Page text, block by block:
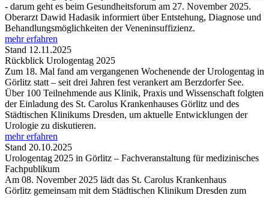
- darum geht es beim Gesundheitsforum am 27. November 2025.
Oberarzt Dawid Hadasik informiert über Entstehung, Diagnose und
Behandlungsmöglichkeiten der Veneninsuffizienz.
mehr erfahren
Stand 12.11.2025
Rückblick Urologentag 2025
Zum 18. Mal fand am vergangenen Wochenende der Urologentag in
Görlitz statt – seit drei Jahren fest verankert am Berzdorfer See.
Über 100 Teilnehmende aus Klinik, Praxis und Wissenschaft folgten
der Einladung des St. Carolus Krankenhauses Görlitz und des
Städtischen Klinikums Dresden, um aktuelle Entwicklungen der
Urologie zu diskutieren.
mehr erfahren
Stand 20.10.2025
Urologentag 2025 in Görlitz – Fachveranstaltung für medizinisches
Fachpublikum
Am 08. November 2025 lädt das St. Carolus Krankenhaus
Görlitz gemeinsam mit dem Städtischen Klinikum Dresden zum